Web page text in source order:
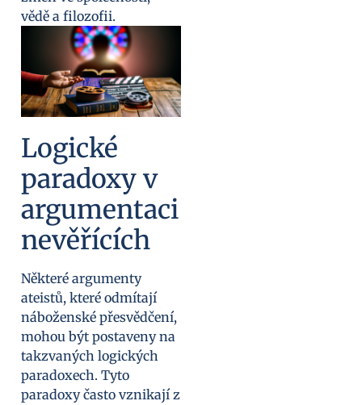
vědě a filozofii.
Logické
paradoxy v
argumentaci
nevěřících
Některé argumenty
ateistů, které odmítají
náboženské přesvědčení,
mohou být postaveny na
takzvaných logických
paradoxech. Tyto
paradoxy často vznikají z